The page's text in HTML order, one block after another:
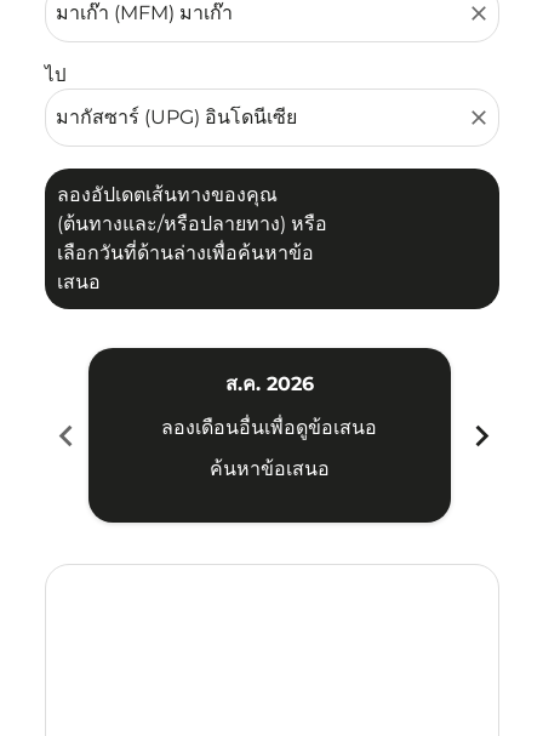
close
ไป
close
ลองอัปเดตเส้นทางของคุณ
(ต้นทางและ/หรือปลายทาง) หรือ
เลือกวันที่ด้านล่างเพื่อค้นหาข้อ
เสนอ
chevron_left
ส.ค. 2026
ลองเดือนอื่นเพื่อดูข้อเสนอ
ค้นหาข้อเสนอ
chevron_right